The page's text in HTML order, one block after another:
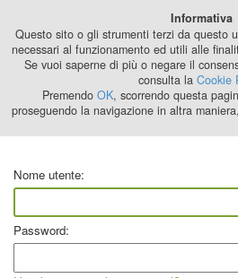
Nome utente:
Password:
Informativa
Questo sito o gli strumenti terzi da questo
necessari al funzionamento ed utili alle
Se vuoi saperne di più o negare il
consulta la Cookie
Premendo OK, scorrendo questa
proseguendo la navigazione in altra